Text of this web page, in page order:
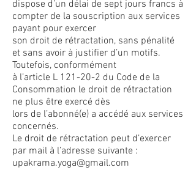
dispose d’un délai de sept jours francs à
compter de la souscription aux services
payant pour exercer
son droit de rétractation, sans pénalité
et sans avoir à justifier d’un motifs.
Toutefois, conformément
à l’article L 121-20-2 du Code de la
Consommation le droit de rétractation
ne plus être exercé dès
lors de l’abonné(e) a accédé aux services
concernés.
Le droit de rétractation peut d’exercer
par mail à l’adresse suivante :
upakrama.yoga@gmail.com